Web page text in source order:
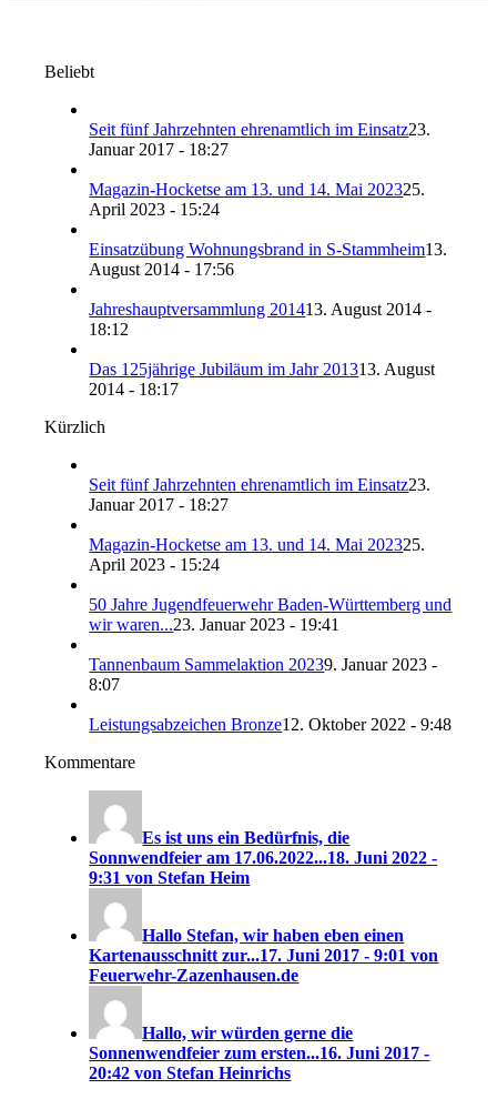
Beliebt
Seit fünf Jahrzehnten ehrenamtlich im Einsatz23.
Januar 2017 - 18:27
Magazin-Hocketse am 13. und 14. Mai 202325.
April 2023 - 15:24
Einsatzübung Wohnungsbrand in S-Stammheim13.
August 2014 - 17:56
Jahreshauptversammlung 201413. August 2014 -
18:12
Das 125jährige Jubiläum im Jahr 201313. August
2014 - 18:17
Kürzlich
Seit fünf Jahrzehnten ehrenamtlich im Einsatz23.
Januar 2017 - 18:27
Magazin-Hocketse am 13. und 14. Mai 202325.
April 2023 - 15:24
50 Jahre Jugendfeuerwehr Baden-Württemberg und
wir waren...23. Januar 2023 - 19:41
Tannenbaum Sammelaktion 20239. Januar 2023 -
8:07
Leistungsabzeichen Bronze12. Oktober 2022 - 9:48
Kommentare
Es ist uns ein Bedürfnis, die
Sonnwendfeier am 17.06.2022...18. Juni 2022 -
9:31 von Stefan Heim
Hallo Stefan, wir haben eben einen
Kartenausschnitt zur...17. Juni 2017 - 9:01 von
Feuerwehr-Zazenhausen.de
Hallo, wir würden gerne die
Sonnenwendfeier zum ersten...16. Juni 2017 -
20:42 von Stefan Heinrichs